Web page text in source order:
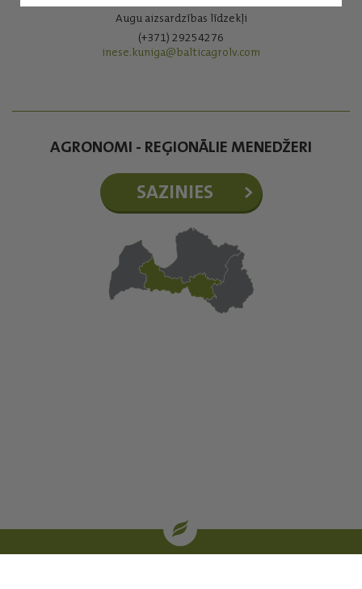
Augu aizsardzības līdzekļi
(+371) 29254276
inese.kuniga@balticagrolv.com
AGRONOMI - REĢIONĀLIE MENEDŽERI
SAZINIES